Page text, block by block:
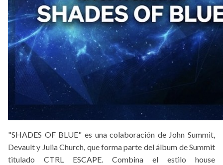
"SHADES OF BLUE" es una colaboración de John Summit,
Devault y Julia Church, que forma parte del álbum de Summit
titulado CTRL ESCAPE. Combina el estilo house